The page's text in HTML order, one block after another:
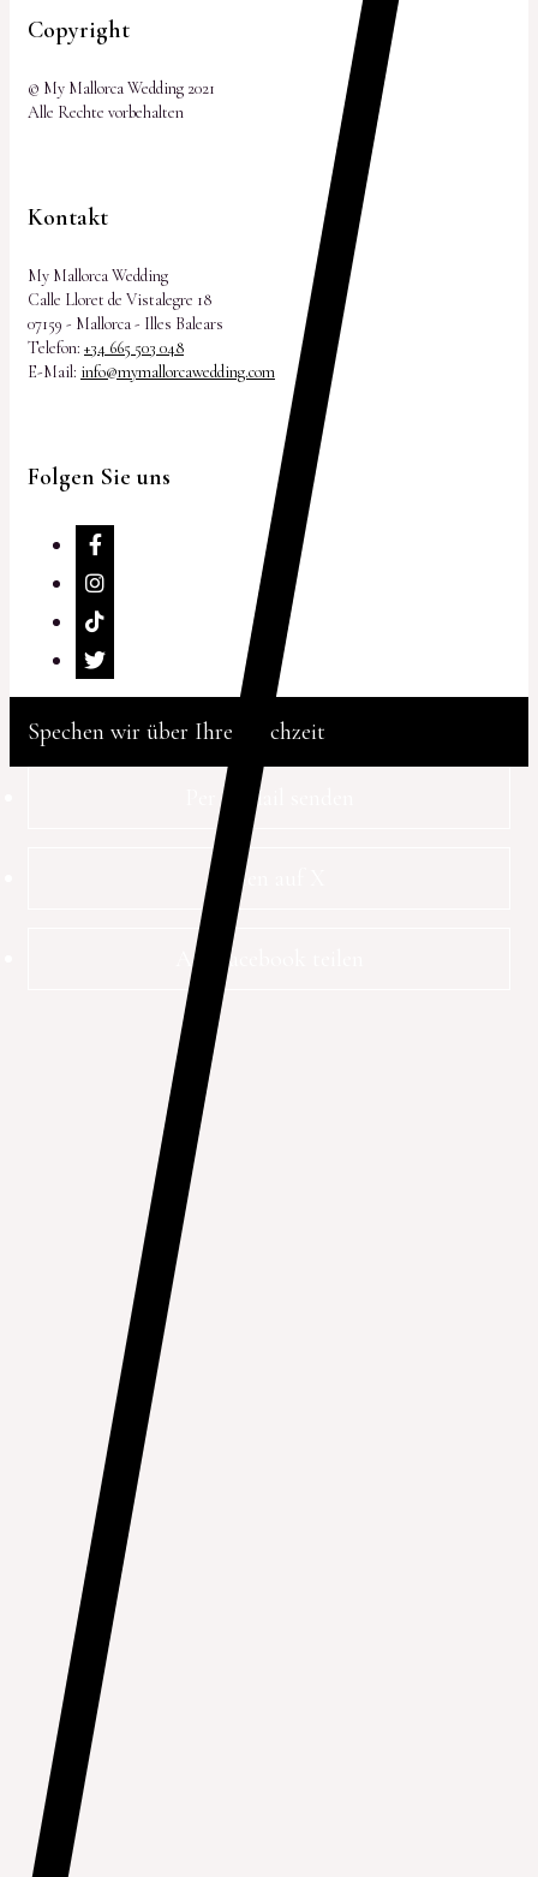
Copyright
© My Mallorca Wedding 2021
Alle Rechte vorbehalten
Kontakt
My Mallorca Wedding
Calle Lloret de Vistalegre 18
07159 - Mallorca - Illes Balears
Telefon: +34 665 503 048
E-Mail: info@mymallorcawedding.com
Folgen Sie uns
Spechen wir über Ihre Hochzeit
Per E-Mail senden
Teilen auf X
Auf Facebook teilen